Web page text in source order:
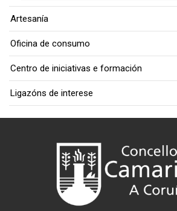
Artesanía
Oficina de consumo
Centro de iniciativas e formación
Ligazóns de interese